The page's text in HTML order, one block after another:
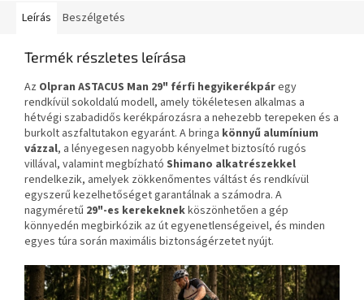
Leírás Beszélgetés
Termék részletes leírása
Az Olpran ASTACUS Man 29" férfi hegyikerékpáregy
rendkívül sokoldalú modell, amely tökéletesen alkalmas a
hétvégi szabadidős kerékpározásra a nehezebb terepeken és a
burkolt aszfaltutakon egyaránt. A bringa könnyű alumínium
vázzal, a lényegesen nagyobb kényelmet biztosító rugós
villával, valamint megbízható Shimano alkatrészekkel
rendelkezik, amelyek zökkenőmentes váltást és rendkívül
egyszerű kezelhetőséget garantálnak a számodra. A
nagyméretű 29"-es kerekeknekköszönhetően a gép
könnyedén megbirkózik az út egyenetlenségeivel, és minden
egyes túra során maximális biztonságérzetet nyújt.